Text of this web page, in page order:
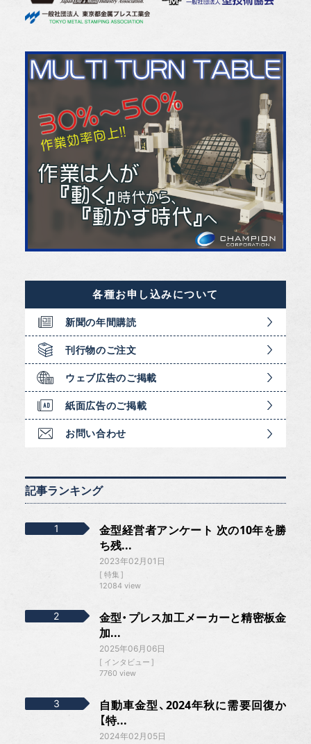
各種お申し込みについて
新聞の年間購読
刊行物のご注文
ウェブ広告のご掲載
紙面広告のご掲載
お問い合わせ
記事ランキング
金型経営者アンケート 次の10年を勝
ち残...
2023年02月01日
特集
12084 view
金型・プレス加工メーカーと精密板金
加...
2025年06月06日
インタビュー
7760 view
自動車金型、2024年秋に需要回復か
【特...
2024年02月05日